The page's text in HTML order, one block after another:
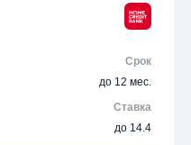
Срок
до 12 мес.
Ставка
до 14.4